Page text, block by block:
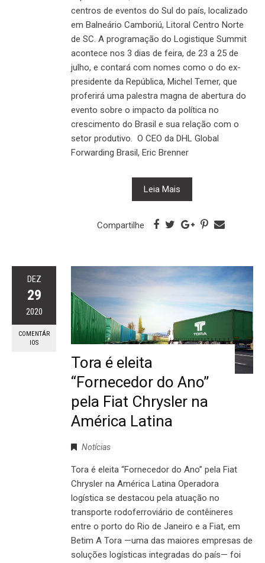
centros de eventos do Sul do país, localizado
em Balneário Camboriú, Litoral Centro Norte
de SC. A programação do Logistique Summit
acontece nos 3 dias de feira, de 23 a 25 de
julho, e contará com nomes como o do ex-
presidente da República, Michel Temer, que
proferirá uma palestra magna de abertura do
evento sobre o impacto da política no
crescimento do Brasil e sua relação com o
setor produtivo. O CEO da DHL Global
Forwarding Brasil, Eric Brenner
Leia Mais
Compartilhe
DEZ
29
2020
COMENTÁR
IOS
Tora é eleita
“Fornecedor do Ano”
pela Fiat Chrysler na
América Latina
Notícias
Tora é eleita “Fornecedor do Ano” pela Fiat
Chrysler na América Latina Operadora
logística se destacou pela atuação no
transporte rodoferroviário de contêineres
entre o porto do Rio de Janeiro e a Fiat, em
Betim A Tora —uma das maiores empresas de
soluções logísticas integradas do país— foi